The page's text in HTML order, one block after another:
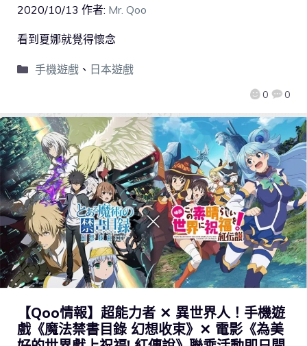
2020/10/13 作者: Mr. Qoo
0 0
看到夏娜就覺得懷念
手機遊戲、 日本遊戲
【Qoo情報】超能力者 ✕ 異世界人！手機遊
戲《魔法禁書目錄 幻想收束》✕ 電影《為美